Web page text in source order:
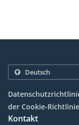
der Cookie-Richtlinie
Kontakt